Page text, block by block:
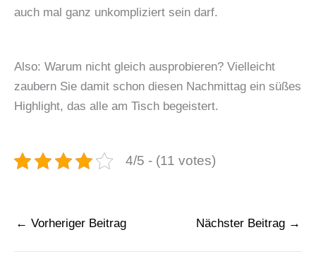
auch mal ganz unkompliziert sein darf.
Also: Warum nicht gleich ausprobieren? Vielleicht
zaubern Sie damit schon diesen Nachmittag ein süßes
Highlight, das alle am Tisch begeistert.
4/5 - (11 votes)
← Vorheriger Beitrag Nächster Beitrag →